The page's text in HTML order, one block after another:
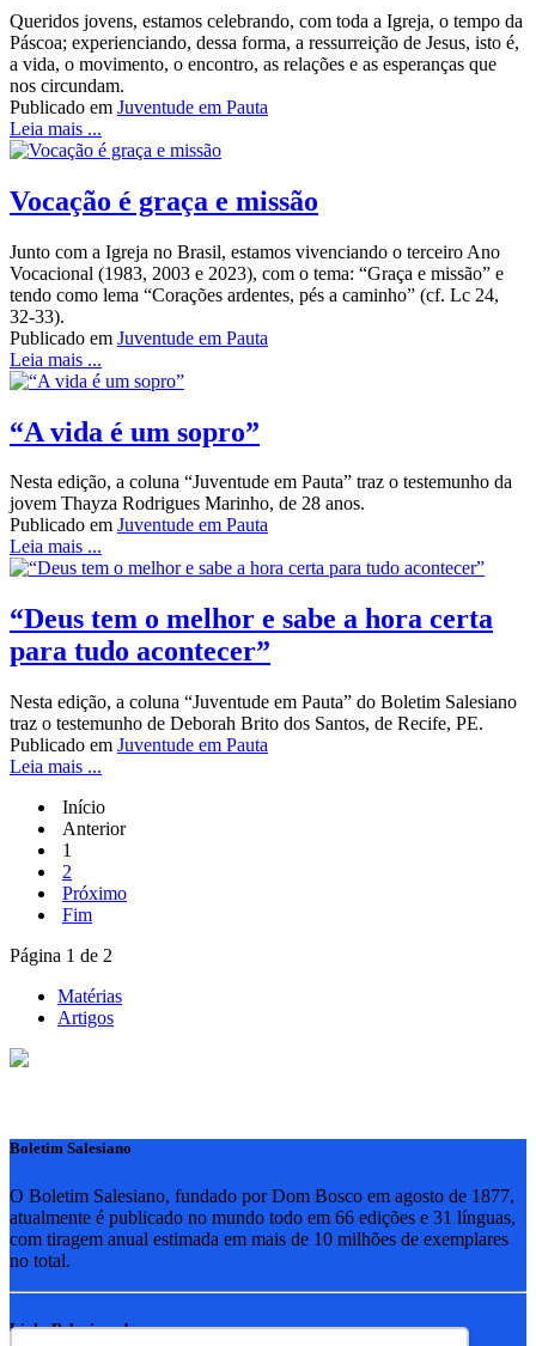
Queridos jovens, estamos celebrando, com toda a Igreja, o tempo da
Páscoa; experienciando, dessa forma, a ressurreição de Jesus, isto é,
a vida, o movimento, o encontro, as relações e as esperanças que
nos circundam.
Publicado em Juventude em Pauta
Leia mais ...
Vocação é graça e missão
Junto com a Igreja no Brasil, estamos vivenciando o terceiro Ano
Vocacional (1983, 2003 e 2023), com o tema: “Graça e missão” e
tendo como lema “Corações ardentes, pés a caminho” (cf. Lc 24,
32-33).
Publicado em Juventude em Pauta
Leia mais ...
“A vida é um sopro”
Nesta edição, a coluna “Juventude em Pauta” traz o testemunho da
jovem Thayza Rodrigues Marinho, de 28 anos.
Publicado em Juventude em Pauta
Leia mais ...
“Deus tem o melhor e sabe a hora certa
para tudo acontecer”
Nesta edição, a coluna “Juventude em Pauta” do Boletim Salesiano
traz o testemunho de Deborah Brito dos Santos, de Recife, PE.
Publicado em Juventude em Pauta
Leia mais ...
Início
Anterior
1
2
Próximo
Fim
Página 1 de 2
Matérias
Artigos
Boletim Salesiano
O Boletim Salesiano, fundado por Dom Bosco em agosto de 1877,
atualmente é publicado no mundo todo em 66 edições e 31 línguas,
com tiragem anual estimada em mais de 10 milhões de exemplares
no total.
Links Relacionados